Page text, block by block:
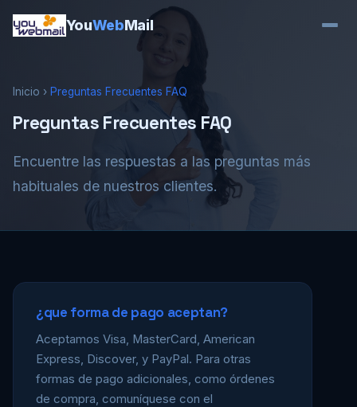
YouWebMail
Inicio › Preguntas Frecuentes FAQ
Preguntas Frecuentes FAQ
Encuentre las respuestas a las preguntas más
habituales de nuestros clientes.
¿que forma de pago aceptan?
Aceptamos Visa, MasterCard, American
Express, Discover, y PayPal. Para otras
formas de pago adicionales, como órdenes
de compra, comuníquese con el